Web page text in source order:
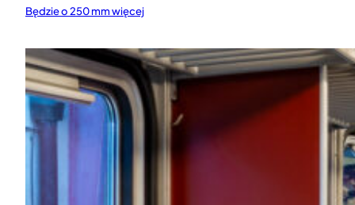
Będzie o 250 mm więcej